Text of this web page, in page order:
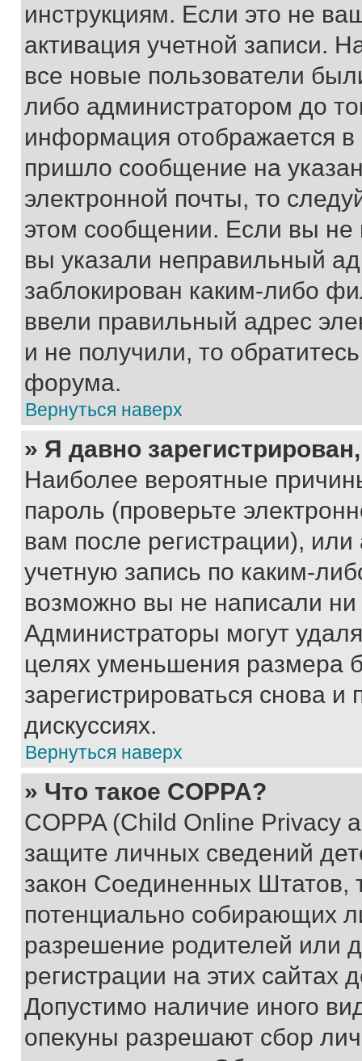
инструкциям. Если это не
активация учетной записи.
все новые пользователи
либо администратором до
информация отображается
пришло сообщение на
электронной почты, то
этом сообщении. Если вы
вы указали неправильный
заблокирован каким-либо
ввели правильный адрес
и не получили, то
форума.
Вернуться наверх
» Я давно
Наиболее вероятные
пароль (проверьте
вам после регистрации),
учетную запись по каким-
возможно вы не написали
Администраторы могут
целях уменьшения размера
зарегистрироваться снова и
дискуссиях.
Вернуться наверх
» Что такое COPPA?
COPPA (Child Online Privacy
защите личных сведений
закон Соединенных Штатов,
потенциально собирающих
разрешение родителей или
регистрации на этих сайтах
Допустимо наличие иного
опекуны разрешают сбор